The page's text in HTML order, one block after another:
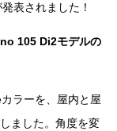
表されました！
105 Di2モデルの
ラーを、屋内と屋
ました。角度を変